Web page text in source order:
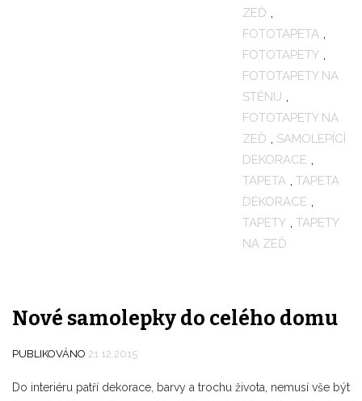
ZEĎ ,
FOTOTAPETA ,
FOTOTAPETY ,
FOTOTAPETY NA
STĚNU ,
FOTOTAPETY NA
ZEĎ , SAMOLEPÍCÍ
DEKORACE ,
TAPETA , TAPETA
DEKORACE ,
TAPETY , TAPETY
NA ZEĎ
Nové samolepky do celého domu
PUBLIKOVÁNO 21.12.2015
Do interiéru patří dekorace, barvy a trochu života, nemusí vše být